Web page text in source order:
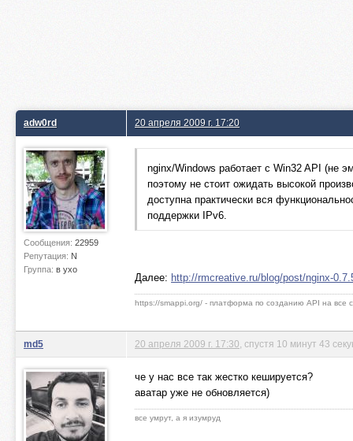
adw0rd
Сообщения: 22959
Репутация: N
Группа: в ухо
20 апреля 2009 г. 17:20
nginx/Windows работает с Win32 API (не
поэтому не стоит ожидать высокой
доступна практически вся
поддержки IPv6.
Далее: http://rmcreative.ru/blog/post/nginx-
https://smappi.org/ - платформа по созданию API на все
md5 20 апреля 2009 г. 17:30 , спустя 10 минут 43
че у нас все так жестко кешируется?
аватар уже не обновляется)
все умрут, а я изумруд